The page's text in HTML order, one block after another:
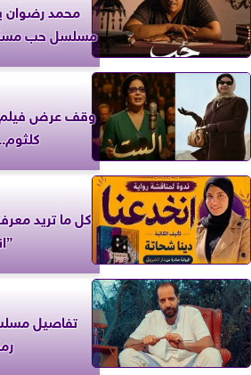
محمد
مسلسل حب
وقف عرض فيلم
كلثوم..
كل ما تريد
تفاصيل